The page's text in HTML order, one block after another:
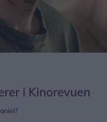
i Kinorevuen